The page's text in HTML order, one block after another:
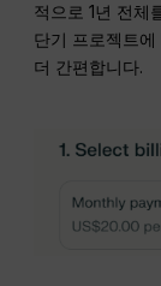
적으로 1년 전체
단기 프로젝트
더 간편합니다.